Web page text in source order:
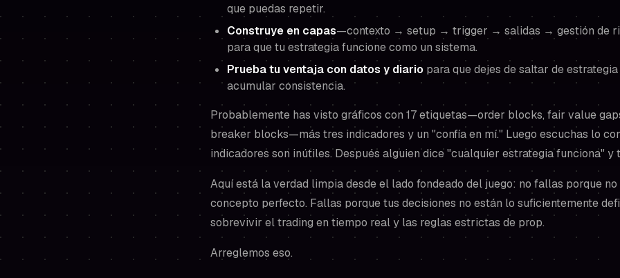
que puedas repetir.
Construye en capas—contexto → setup → trigger → salidas → gestión de
para que tu estrategia funcione como un sistema.
Prueba tu ventaja con datos y diario para que dejes de saltar de
acumular consistencia.
Probablemente has visto gráficos con 17 etiquetas—order blocks, fair value
breaker blocks—más tres indicadores y un "confía en mí." Luego escuchas lo
indicadores son inútiles. Después alguien dice "cualquier estrategia funciona" y
Aquí está la verdad limpia desde el lado fondeado del juego: no fallas porque
concepto perfecto. Fallas porque tus decisiones no están lo suficientemente
sobrevivir el trading en tiempo real y las reglas estrictas de prop.
Arreglemos eso.